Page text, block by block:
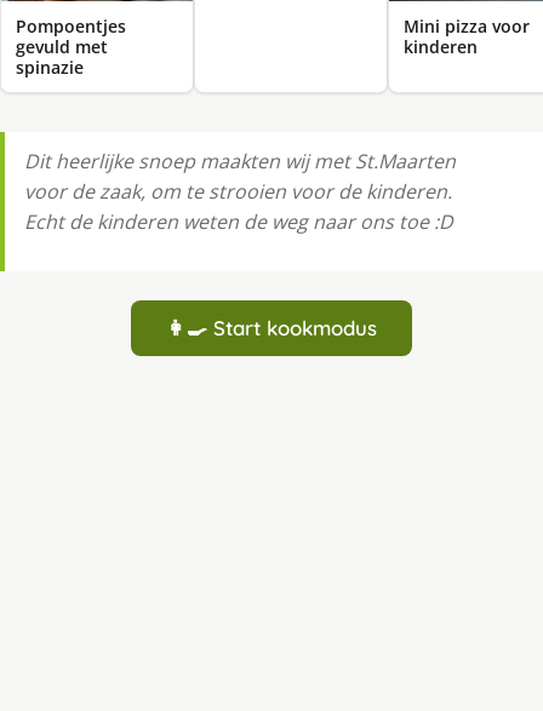
Pompoentjes
gevuld met
spinazie
Mini pizza voor
kinderen
Dit heerlijke snoep maakten wij met St.Maarten
voor de zaak, om te strooien voor de kinderen.
Echt de kinderen weten de weg naar ons toe :D
👩‍🍳 Start kookmodus